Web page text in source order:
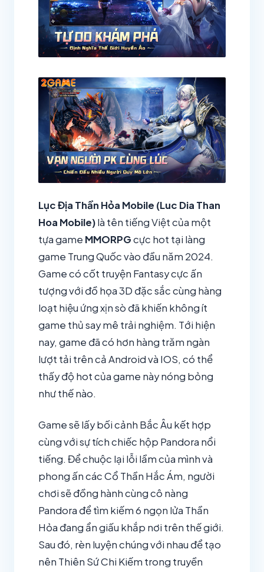
Lục Địa Thần Hỏa Mobile (Luc Dia Than
Hoa Mobile)là tên tiếng Việt của một
tựa game MMORPGcực hot tại làng
game Trung Quốc vào đầu năm 2024.
Game có cốt truyện Fantasy cực ấn
tượng với đồ họa 3D đặc sắc cùng hàng
loạt hiệu ứng xịn sò đã khiến không ít
game thủ say mê trải nghiệm. Tới hiện
nay, game đã có hơn hàng trăm ngàn
lượt tải trên cả Android và IOS, có thể
thấy độ hot của game này nóng bỏng
như thế nào.
Game sẽ lấy bối cảnh Bắc Âu kết hợp
cùng với sự tích chiếc hộp Pandora nổi
tiếng. Để chuộc lại lỗi lầm của mình và
phong ấn các Cổ Thần Hắc Ám, người
chơi sẽ đồng hành cùng cô nàng
Pandora để tìm kiếm 6 ngọn lửa Thần
Hỏa đang ẩn giấu khắp nơi trên thế giới.
Sau đó, rèn luyện chúng với nhau để tạo
nên Thiên Sứ Chi Kiếm trong truyền